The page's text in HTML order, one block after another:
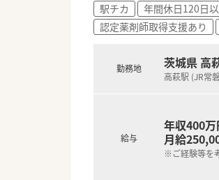
駅チカ 年間休日120日
認定薬剤師取得支援あり
勤務地 茨城県 高
高萩駅 (JR常
給与
年収400
月給
※ご経験等を